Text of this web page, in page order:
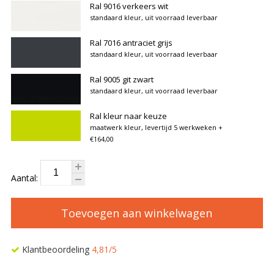
Ral 9016 verkeers wit
standaard kleur, uit voorraad leverbaar
Ral 7016 antraciet grijs
standaard kleur, uit voorraad leverbaar
Ral 9005 git zwart
standaard kleur, uit voorraad leverbaar
Ral kleur naar keuze
maatwerk kleur, levertijd 5 werkweken +
€164,00
Aantal:
Toevoegen aan winkelwagen
Klantbeoordeling 4,81/5